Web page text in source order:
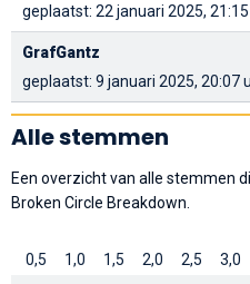
geplaatst: 22 januari 2025,
GrafGantz
geplaatst: 9 januari 2025, 20:07
Alle stemmen
Een overzicht van alle stemmen
Broken Circle Breakdown.
0,5 1,0 1,5 2,0 2,5 3,0